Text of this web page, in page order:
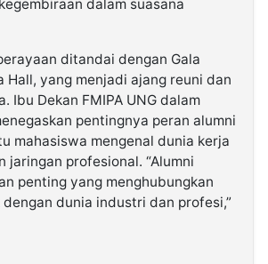
dalam suasana
ditandai dengan Gala
Hall, yang menjadi ajang reuni dan
Ibu Dekan FMIPA UNG dalam
pentingnya peran alumni
mahasiswa mengenal dunia kerja
jaringan profesional. “Alumni
penting yang menghubungkan
dunia industri dan profesi,”